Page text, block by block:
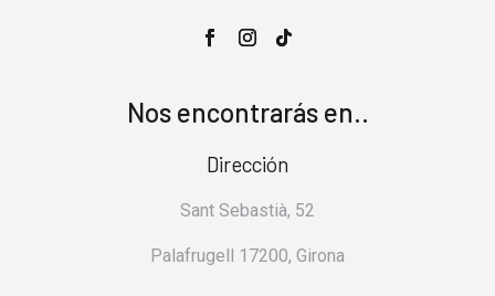
Nos encontrarás en..
Dirección
Sant Sebastià, 52
Palafrugell 17200, Girona